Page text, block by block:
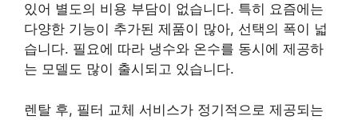
있어 별도의 비용 부담이 없습니다. 특히 요즘에는
다양한 기능이 추가된 제품이 많아, 선택의 폭이 넓
습니다. 필요에 따라 냉수와 온수를 동시에 제공하
는 모델도 많이 출시되고 있습니다.
렌탈 후, 필터 교체 서비스가 정기적으로 제공되는